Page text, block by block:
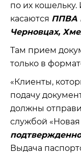
по их
касаются ППВА
Черновцах,
Там прием
только в
«Клиенты,
подачу
должны
службой «Новая
Выдача